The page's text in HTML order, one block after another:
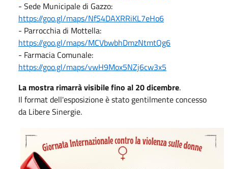
- Sede Municipale di Gazzo:
https://goo.gl/maps/NfS4DAXRRiKL7eHo6
- Parrocchia di Mottella:
https://goo.gl/maps/MCVbwbhDmzNtmtQg6
- Farmacia Comunale:
https://goo.gl/maps/vwH9Mox5NZj6cw3x5
La mostra rimarrà visibile fino al 20 dicembre.
Il format dell'esposizione è stato gentilmente concesso
da Libere Sinergie.